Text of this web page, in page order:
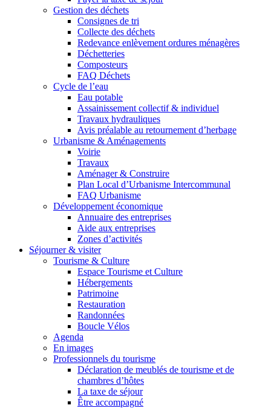
Gestion des déchets
Consignes de tri
Collecte des déchets
Redevance enlèvement ordures ménagères
Déchetteries
Composteurs
FAQ Déchets
Cycle de l’eau
Eau potable
Assainissement collectif & individuel
Travaux hydrauliques
Avis préalable au retournement d’herbage
Urbanisme & Aménagements
Voirie
Travaux
Aménager & Construire
Plan Local d’Urbanisme Intercommunal
FAQ Urbanisme
Développement économique
Annuaire des entreprises
Aide aux entreprises
Zones d’activités
Séjourner & visiter
Tourisme & Culture
Espace Tourisme et Culture
Hébergements
Patrimoine
Restauration
Randonnées
Boucle Vélos
Agenda
En images
Professionnels du tourisme
Déclaration de meublés de tourisme et de
chambres d’hôtes
La taxe de séjour
Être accompagné